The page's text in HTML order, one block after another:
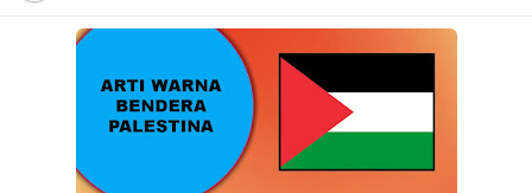
Arti Bendera Barbados, Negara Kepulauan Yang Terletak Di Kawasan
Karibia
Cara Daftar Danamon Mobile Banking, Mudah Banget Dan Lengkap